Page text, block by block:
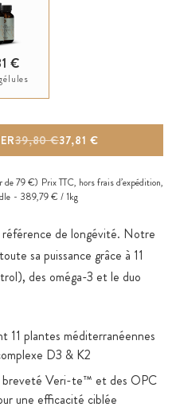
de longévité. Notre
sa puissance grâce à 11
des oméga-3 et le duo
11 plantes méditerranéennes
D3 & K2
breveté Veri-te™ et des OPC
une efficacité ciblée
€
37,81 €
39,80 €
de 79 €) Prix TTC, horsfrais d’expédition,
389,79 € / 1kg